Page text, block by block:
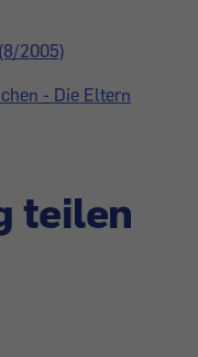
2005)
- Die Eltern
teilen